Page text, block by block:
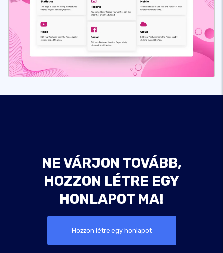
NE VÁRJON TOVÁBB,
HOZZON LÉTRE EGY
HONLAPOT MA!
Hozzon létre egy honlapot